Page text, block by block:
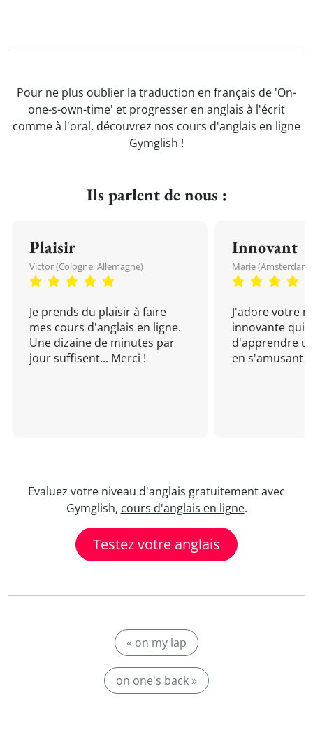
Pour ne plus oublier la traduction en français de 'On-
one-s-own-time' et progresser en anglais à l'écrit
comme à l'oral, découvrez nos cours d'anglais en ligne
Gymglish !
Ils parlent de nous :
Plaisir
Victor (Cologne, Allemagne)
Je prends du plaisir à faire
mes cours d'anglais en ligne.
Une dizaine de minutes par
jour suffisent... Merci !
Innovant
Marie (Amsterdam,
J'adore votre
innovante qui
d'apprendre
en s'amusant !
Evaluez votre niveau d'anglais gratuitement avec
Gymglish, cours d'anglais en ligne.
Testez votre anglais
« on my lap
on one's back »